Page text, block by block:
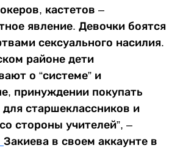
кастетов –
явление. Девочки боятся
сексуального насилия.
районе дети
о “системе” и
принуждении покупать
старшеклассников и
стороны учителей”, –
Закиева в своем аккаунте в